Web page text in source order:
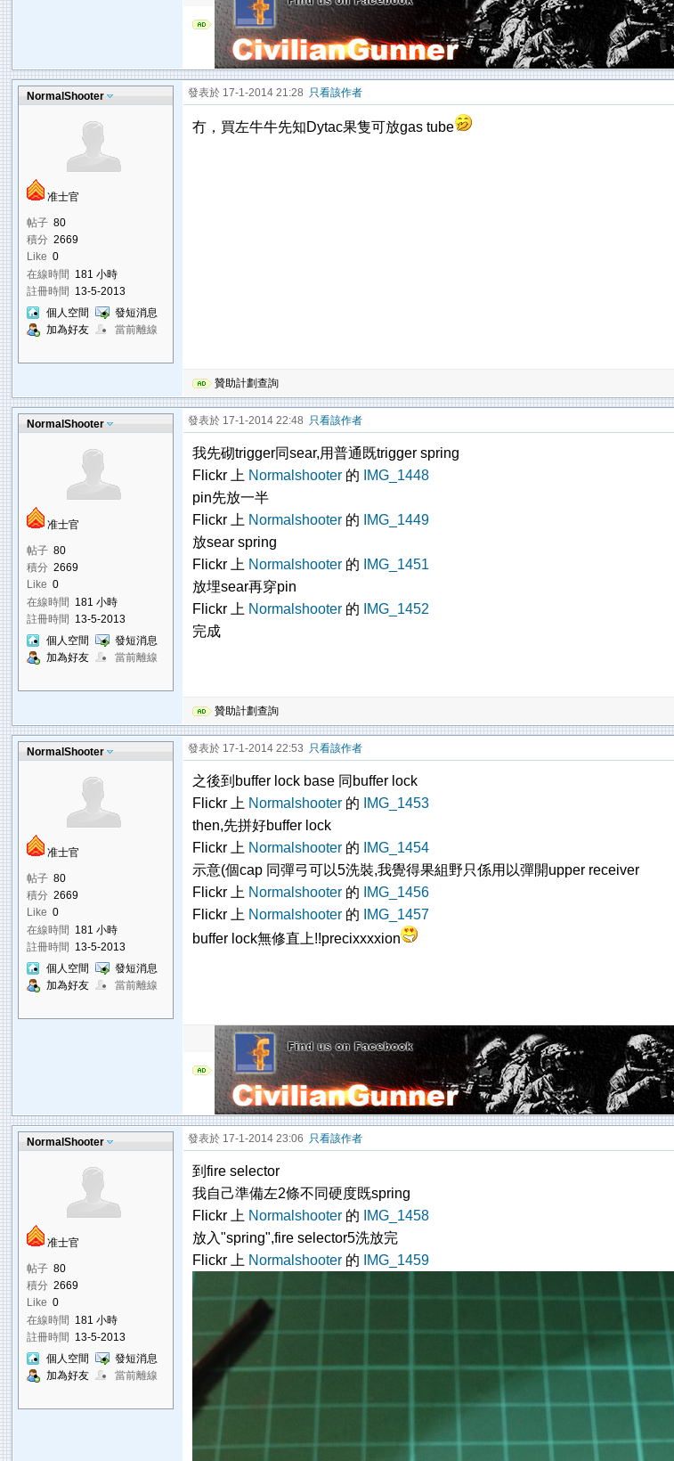
NormalShooter
准士官
帖子 80
積分 2669
Like 0
在線時間 181 小時
註冊時間 13-5-2013
個人空間
發短消息
加為好友
當前離線
發表於 17-1-2014 21:28 只看該作者
冇，買左牛牛先知Dytac果隻可放gas tube
贊助計劃查詢
NormalShooter
准士官
帖子 80
積分 2669
Like 0
在線時間 181 小時
註冊時間 13-5-2013
個人空間
發短消息
加為好友
當前離線
發表於 17-1-2014 22:48 只看該作者
我先砌trigger同sear,用普通既trigger spring
Flickr 上 Normalshooter 的
IMG_1448
pin先放一半
Flickr 上 Normalshooter 的
IMG_1449
放sear spring
Flickr 上 Normalshooter 的
IMG_1451
放埋sear再穿pin
Flickr 上 Normalshooter 的
IMG_1452
完成
贊助計劃查詢
NormalShooter
准士官
帖子 80
積分 2669
Like 0
在線時間 181 小時
註冊時間 13-5-2013
個人空間
發短消息
加為好友
當前離線
發表於 17-1-2014 22:53 只看該作者
之後到buffer lock base 同buffer lock
Flickr 上 Normalshooter 的
IMG_1453
then,先拼好buffer lock
Flickr 上 Normalshooter 的
IMG_1454
示意(個cap 同彈弓可以5洗裝,我覺得果組野只係用以彈開upper receiver
Flickr 上 Normalshooter 的
IMG_1456
Flickr 上 Normalshooter 的
IMG_1457
buffer lock無修直上!!precixxxxion
NormalShooter
准士官
帖子 80
積分 2669
Like 0
在線時間 181 小時
註冊時間 13-5-2013
個人空間
發短消息
加為好友
當前離線
發表於 17-1-2014 23:06 只看該作者
到fire selector
我自己準備左2條不同硬度既spring
Flickr 上 Normalshooter 的
IMG_1458
放入"spring",fire selector5洗放完
Flickr 上 Normalshooter 的 IMG_1459